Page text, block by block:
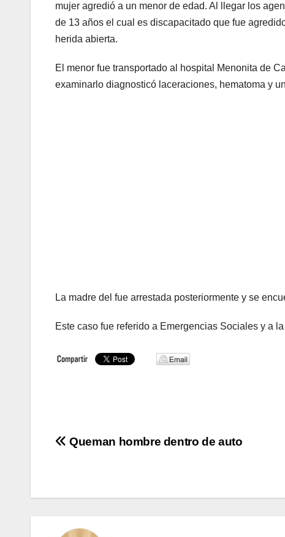
mujer agredió a un menor de edad. Al llegar los
de 13 años el cual es discapacitado que fue
herida abierta.
El menor fue transportado al hospital Menonita de
examinarlo diagnosticó laceraciones, hematoma y
La madre del fue arrestada posteriormente y se
Este caso fue referido a Emergencias Sociales y a
Navegación
entradas
Queman hombre dentro de auto